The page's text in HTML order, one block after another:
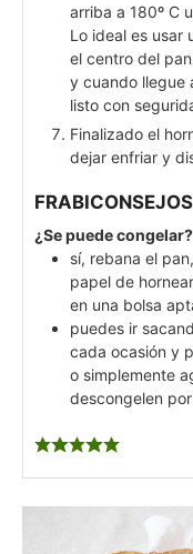
arriba a 180º C
Lo ideal es usar
el centro del
y cuando llegue
listo con
Finalizado el
dejar enfriar y
FRABICONSEJOS
¿Se puede congelar?
sí, rebana el
papel de
en una bolsa
puedes ir
cada ocasión y
o simplemente
descongelen